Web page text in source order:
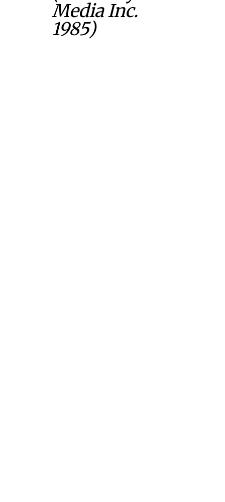
Media Inc.
1985)